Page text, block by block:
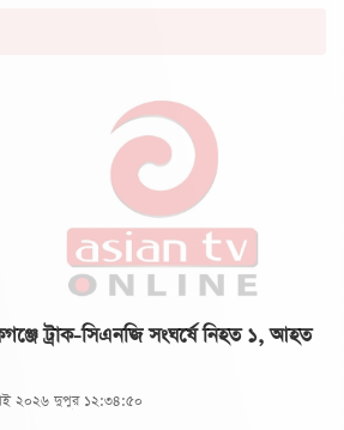
ট্রাক-সিএনজি সংঘর্ষে নিহত ১, আহত
২০২৬ দুপুর ১২:৩৪:৫০